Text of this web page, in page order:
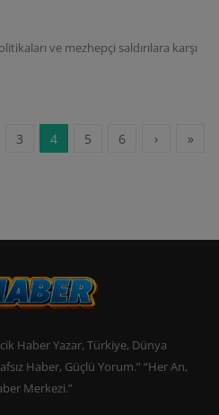
ve mezhepçi saldırılara karşı
3 4 5 6 › »
Haber Yazar, Türkiye, Dünya
Haber, Güçlü Yorum.” “Her An,
Merkezi.”